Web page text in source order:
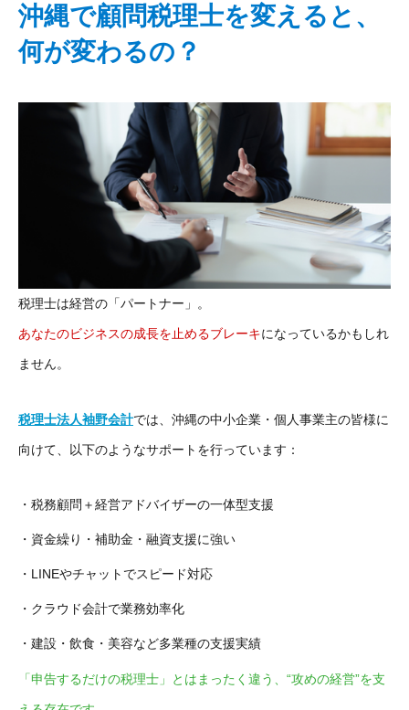
沖縄で顧問税理士を変えると、
何が変わるの？
税理士は経営の「パートナー」。
あなたのビジネスの成長を止めるブレーキになっているかもしれ
ません。
税理士法人袖野会計では、沖縄の中小企業・個人事業主の皆様に
向けて、以下のようなサポートを行っています：
・税務顧問＋経営アドバイザーの一体型支援
・資金繰り・補助金・融資支援に強い
・LINEやチャットでスピード対応
・クラウド会計で業務効率化
・建設・飲食・美容など多業種の支援実績
「申告するだけの税理士」とはまったく違う、“攻めの経営”を支